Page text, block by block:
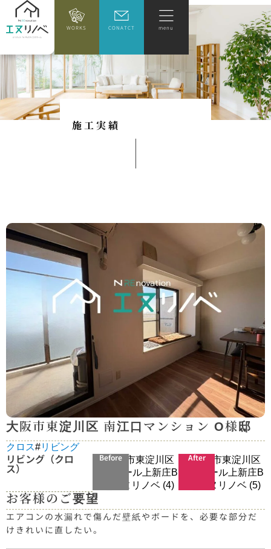
WORKS CONATCT menu
施工実績
大阪市東淀川区 南江口マンション О様邸
クロス#リビング
リビング（クロ
ス）
Before After
お客様のご要望
エアコンの水漏れで傷んだ壁紙やボードを、必要な部分だ
けきれいに直したい。